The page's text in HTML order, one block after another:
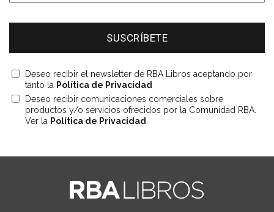
Deseo recibir el newsletter de RBA Libros aceptando por
tanto la Política de Privacidad
Deseo recibir comunicaciones comerciales sobre
productos y/o servicios ofrecidos por la Comunidad RBA.
Ver la Política de Privacidad